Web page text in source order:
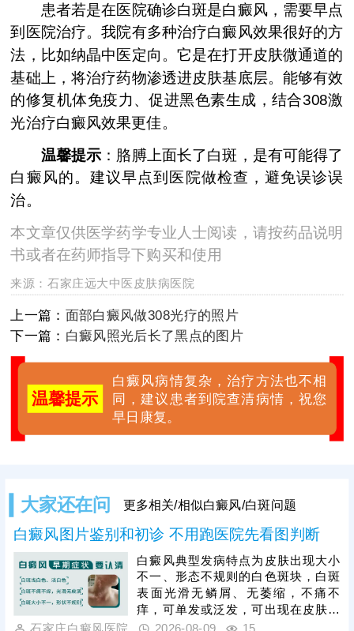
患者若是在医院确诊白斑是白癜风，需要早点
到医院治疗。我院有多种治疗白癜风效果很好的方
法，比如纳晶中医定向。它是在打开皮肤微通道的
基础上，将治疗药物渗透进皮肤基底层。能够有效
的修复机体免疫力、促进黑色素生成，结合308激
光治疗白癜风效果更佳。
温馨提示 ：胳膊上面长了白斑，是有可能得了
白癜风的。建议早点到医院做检查，避免误诊误
治。
本文章仅供医学药学专业人士阅读，请按药品说明
书或者在药师指导下购买和使用
来源：石家庄远大中医皮肤病医院
上一篇： 面部白癜风做308光疗的照片
下一篇： 白癜风照光后长了黑点的图片
温馨提示
白癜风病情复杂，治疗方法也不相
同，建议患者到院查清病情，祝您
早日康复。
大家还在问 更多相关/相似白癜风/白斑问题
白癜风图片鉴别和初诊 不用跑医院先看图判断
白癜风典型发病特点为皮肤出现大小
不一、形态不规则的白色斑块，白斑
表面光滑无鳞屑、无萎缩，不痛不
痒，可单发或泛发，可出现在皮肤任
意部位，且白斑会随病情发展逐渐扩